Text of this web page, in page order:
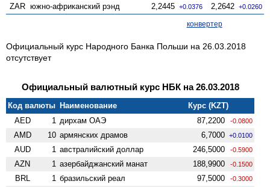
ZAR южно-африканский рэнд 2,2445 +0.0376 2,2642 +0.0260
конвертер
Официальный курс Народного Банка Польши на 26.03.2018
отсутствует
Официальный валютный курс НБК на 26.03.2018
Код валюты Наименование
Курс (KZT)
AED
1 дирхам ОАЭ 87,2200 -0.0800
AMD 10 армянских драмов 6,7000 +0.0100
AUD 1 австралийский доллар 246,5000 -0.5900
AZN 1 азербайджанский манат 188,9900 -0.1500
BRL 1 бразильский реал 97,5000 -0.3000